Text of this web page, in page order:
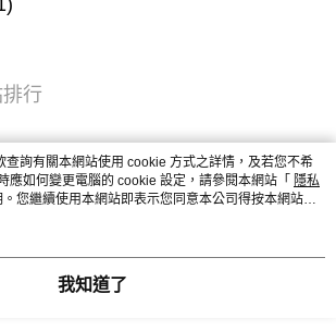
行
查詢有關本網站使用 cookie 方式之詳情，及若您不希
應如何變更電腦的 cookie 設定，請參閱本網站「 隱私
。您繼續使用本網站即表示您同意本公司得按本網站使
cookie。
我知道了